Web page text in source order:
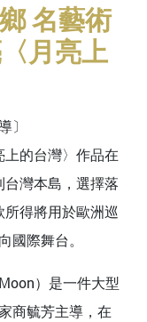
名藝術
月亮上
〕
的台灣〉作品在
灣本島，選擇落
得將用於歐洲巡
國際舞台。
）是一件大型
商毓芳主導，在